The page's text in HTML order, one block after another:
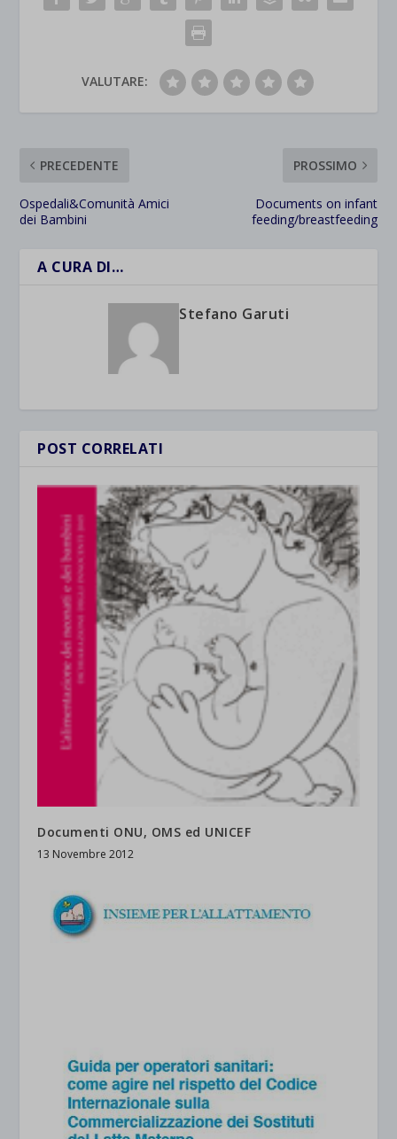
VALUTARE:
PRECEDENTE
Ospedali&Comunità Amici
dei Bambini
PROSSIMO
Documents on infant
feeding/breastfeeding
A CURA DI…
Stefano Garuti
POST CORRELATI
Documenti ONU, OMS ed UNICEF
13 Novembre 2012